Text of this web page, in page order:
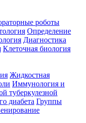
роботы
Определение
Диагностика
Клеточная биология
Жидкостная
Иммунология и
туберкулезной
диабета Группы